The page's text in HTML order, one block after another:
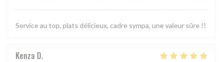
Service au top, plats délicieux, cadre sympa, une valeur sûre !!
Kenza D